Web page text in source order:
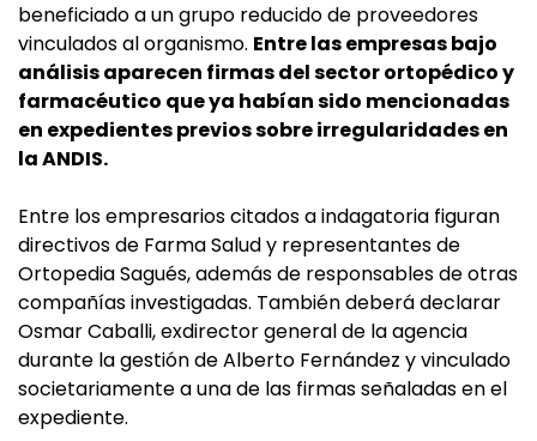
beneficiado a un grupo reducido de proveedores
vinculados al organismo. Entre las empresas bajo
análisis aparecen firmas del sector ortopédico y
farmacéutico que ya habían sido mencionadas
en expedientes previos sobre irregularidades en
la ANDIS.
Entre los empresarios citados a indagatoria figuran
directivos de Farma Salud y representantes de
Ortopedia Sagués, además de responsables de otras
compañías investigadas. También deberá declarar
Osmar Caballi, exdirector general de la agencia
durante la gestión de Alberto Fernández y vinculado
societariamente a una de las firmas señaladas en el
expediente.